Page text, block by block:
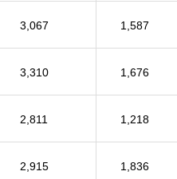
3,067 1,587
3,310 1,676
2,811 1,218
2,915 1,836